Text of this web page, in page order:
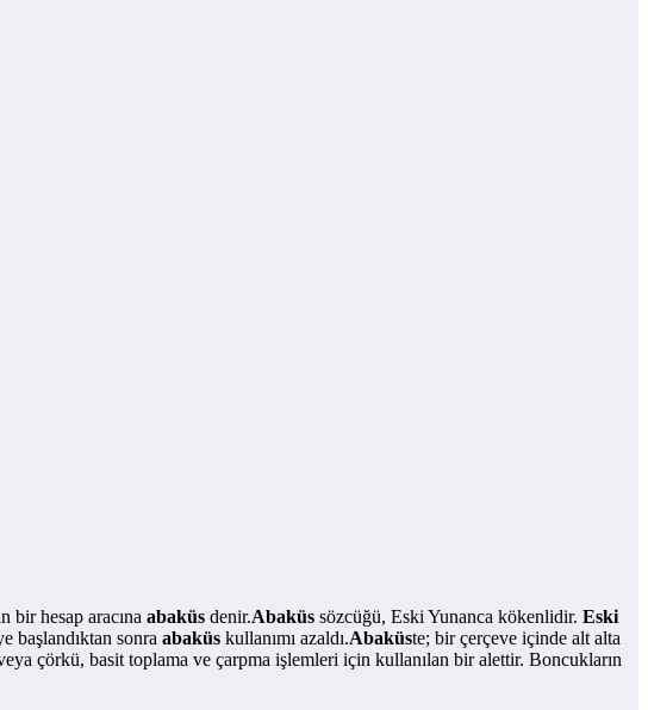
bir hesap aracına abaküs denir.Abaküs sözcüğü, Eski Yunanca kökenlidir. Eski
başlandıktan sonra abaküs kullanımı azaldı.Abaküste; bir çerçeve içinde alt alta
çörkü, basit toplama ve çarpma işlemleri için kullanılan bir alettir. Boncukların